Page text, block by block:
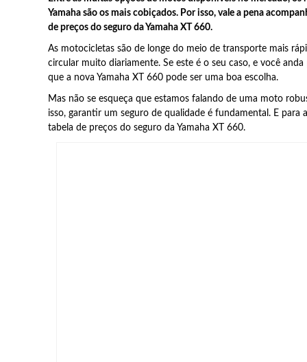
Yamaha são os mais cobiçados. Por isso, vale a pena
de preços do seguro da Yamaha XT 660.
As motocicletas são de longe do meio de transporte mais
circular muito diariamente. Se este é o seu caso, e você
que a nova Yamaha XT 660 pode ser uma boa escolha.
Mas não se esqueça que estamos falando de uma moto
isso, garantir um seguro de qualidade é fundamental. E para
tabela de preços do seguro da Yamaha XT 660.